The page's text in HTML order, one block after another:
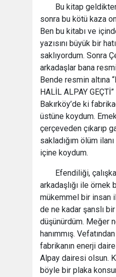
Bu kitap
sonra bu kötü kaza
Ben bu kitabı ve
yazısını büyük bir
saklıyordum. Sonra
arkadaşlar bana
Bende resmin altına
HALİL ALPAY
Bakırköy’de ki
üstüne koydum.
çerçeveden çıkarıp
sakladığım ölüm
içine koydum.
Efendiliği,
arkadaşlığı ile örnek
mükemmel bir insan
de ne kadar şanslı bir
düşünürdüm. Meğer
hanımmış.
fabrikanın enerji
Alpay dairesi olsun.
böyle bir plaka